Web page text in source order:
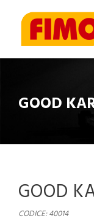
GOOD
GOOD
CODICE: 40014